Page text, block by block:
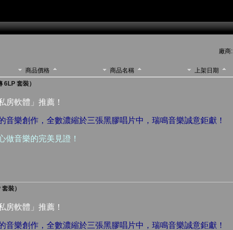
廠商:
商品價格 商品名稱
上架日期
套裝）
房軟體」推薦！
音樂創作，全數濃縮於三張黑膠唱片中，瑞鳴音樂誠意鉅獻！
音樂的完美見證！
裝）
房軟體」推薦！
音樂創作，全數濃縮於三張黑膠唱片中，瑞鳴音樂誠意鉅獻！